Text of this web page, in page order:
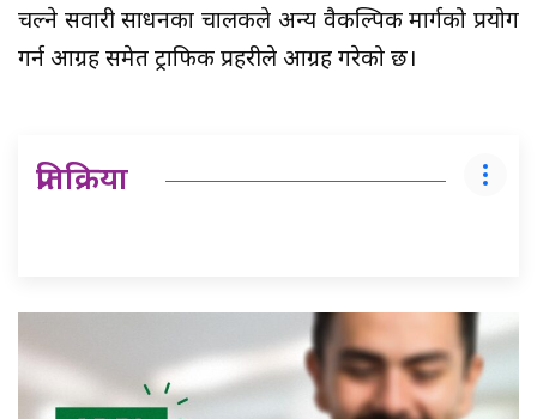
चल्ने सवारी साधनका चालकले अन्य वैकल्पिक मार्गको प्रयोग
गर्न आग्रह समेत ट्राफिक प्रहरीले आग्रह गरेको छ।
प्रतिक्रिया